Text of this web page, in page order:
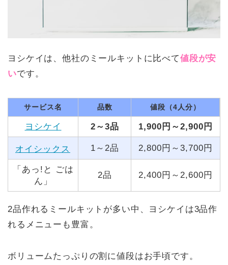
ヨシケイは、他社のミールキットに比べて値段が安
いです。
サービス名 品数 値段（4人分）
ヨシケイ 2～3品 1,900円～2,900円
オイシックス 1～2品 2,800円～3,700円
「あっ!と ごは
ん」
2品 2,400円～2,600円
2品作れるミールキットが多い中、ヨシケイは3品作
れるメニューも豊富。
ボリュームたっぷりの割に値段はお手頃です。